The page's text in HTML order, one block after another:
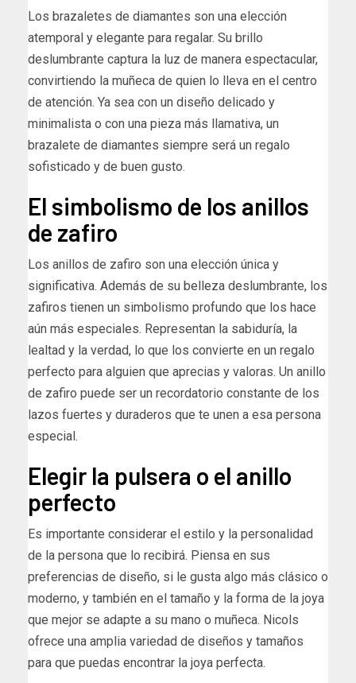
Los brazaletes de diamantes son una elección
atemporal y elegante para regalar. Su brillo
deslumbrante captura la luz de manera espectacular,
convirtiendo la muñeca de quien lo lleva en el centro
de atención. Ya sea con un diseño delicado y
minimalista o con una pieza más llamativa, un
brazalete de diamantes siempre será un regalo
sofisticado y de buen gusto.
El simbolismo de los anillos
de zafiro
Los anillos de zafiro son una elección única y
significativa. Además de su belleza deslumbrante, los
zafiros tienen un simbolismo profundo que los hace
aún más especiales. Representan la sabiduría, la
lealtad y la verdad, lo que los convierte en un regalo
perfecto para alguien que aprecias y valoras. Un anillo
de zafiro puede ser un recordatorio constante de los
lazos fuertes y duraderos que te unen a esa persona
especial.
Elegir la pulsera o el anillo
perfecto
Es importante considerar el estilo y la personalidad
de la persona que lo recibirá. Piensa en sus
preferencias de diseño, si le gusta algo más clásico o
moderno, y también en el tamaño y la forma de la joya
que mejor se adapte a su mano o muñeca. Nicols
ofrece una amplia variedad de diseños y tamaños
para que puedas encontrar la joya perfecta.